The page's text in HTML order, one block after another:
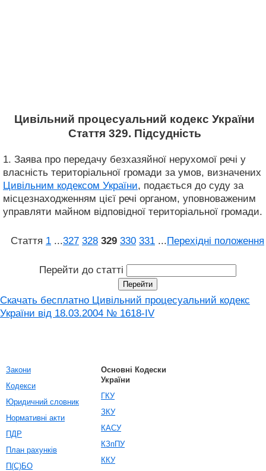
Цивільний процесуальний кодекс України
Стаття 329. Підсудність
1. Заява про передачу безхазяйної нерухомої речі у
власність територіальної громади за умов, визначених
Цивільним кодексом України, подається до суду за
місцезнаходженням цієї речі органом, уповноваженим
управляти майном відповідної територіальної громади.
Стаття 1 ...327 328 329 330 331 ...Перехідні положення
Перейти до статті
Скачать бесплатно Цивільний процесуальний кодекс
України від 18.03.2004 № 1618-IV
Закони
Кодекси
Юридичний словник
Нормативні акти
ПДР
План рахунків
П(С)БО
Основні Кодески
України
ГКУ
ЗКУ
КАСУ
КЗпПУ
ККУ